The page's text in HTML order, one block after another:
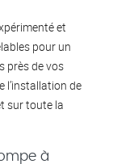
et
pour un
près de vos
l’installation de
sur toute la
à